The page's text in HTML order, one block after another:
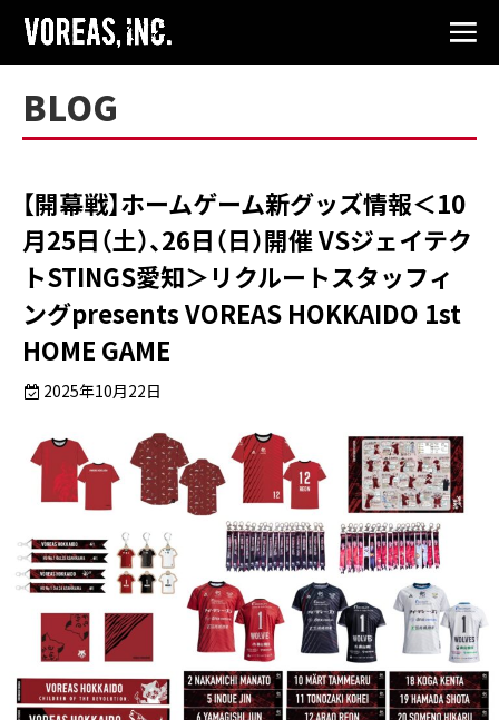
BLOG
【開幕戦】ホームゲーム新グッズ情報＜10
月25日（土）、26日（日）開催 VSジェイテク
トSTINGS愛知＞リクルートスタッフィ
ングpresents VOREAS HOKKAIDO 1st
HOME GAME
2025年10月22日